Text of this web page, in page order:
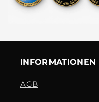
INFORMATIONEN
AGB